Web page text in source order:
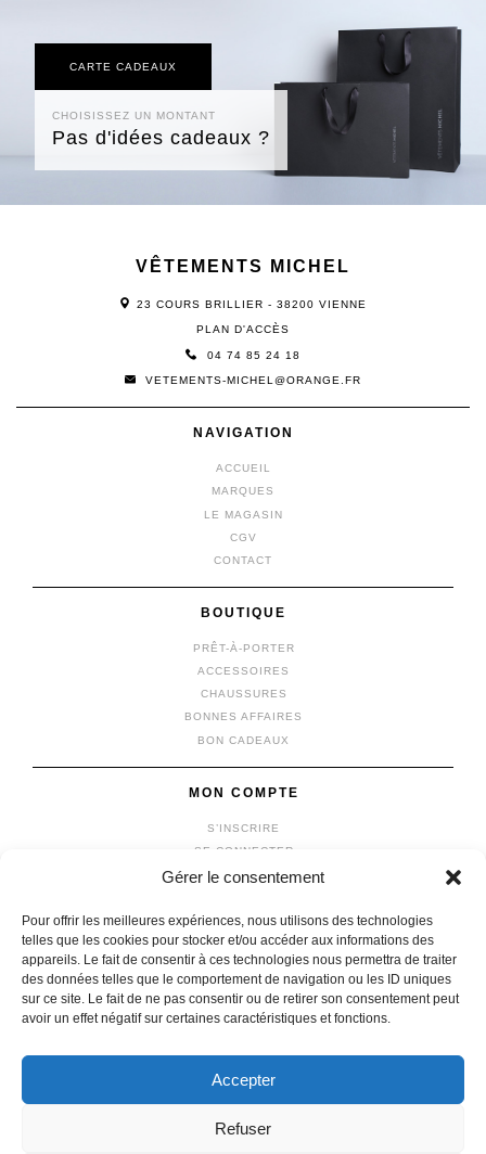
Gérer le consentement
Pour offrir les meilleures expériences, nous utilisons des technologies
telles que les cookies pour stocker et/ou accéder aux informations des
appareils. Le fait de consentir à ces technologies nous permettra de traiter
des données telles que le comportement de navigation ou les ID uniques
sur ce site. Le fait de ne pas consentir ou de retirer son consentement peut
avoir un effet négatif sur certaines caractéristiques et fonctions.
Accepter
Refuser
CARTE CADEAUX
CHOISISSEZ UN MONTANT
Pas d'idées cadeaux ?
VÊTEMENTS MICHEL
23 COURS BRILLIER - 38200 VIENNE
PLAN D'ACCÈS
04 74 85 24 18
VETEMENTS-MICHEL@ORANGE.FR
NAVIGATION
ACCUEIL
MARQUES
LE MAGASIN
CGV
CONTACT
BOUTIQUE
PRÊT-À-PORTER
ACCESSOIRES
CHAUSSURES
BONNES AFFAIRES
BON CADEAUX
MON COMPTE
S’INSCRIRE
SE CONNECTER
MON COMPTE
MON PANIER